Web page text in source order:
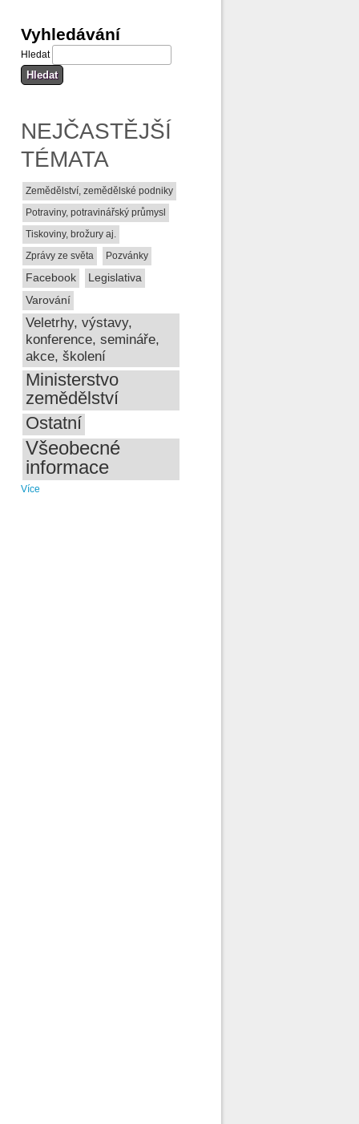
Vyhledávání
Hledat
NEJČASTĚJŠÍ
TÉMATA
Zemědělství, zemědělské podniky
Potraviny, potravinářský průmysl
Tiskoviny, brožury aj.
Zprávy ze světa
Pozvánky
Facebook
Legislativa
Varování
Veletrhy, výstavy,
konference, semináře,
akce, školení
Ministerstvo
zemědělství
Ostatní
Všeobecné
informace
Více